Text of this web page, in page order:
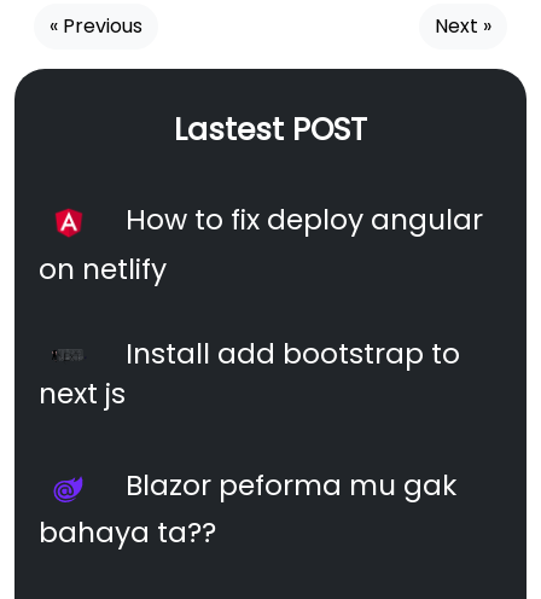
« Previous Next »
Lastest POST
How to fix deploy angular
on netlify
Install add bootstrap to
next js
Blazor peforma mu gak
bahaya ta??